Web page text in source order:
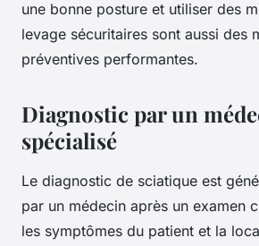
une bonne posture et utiliser des
levage sécuritaires sont aussi des
préventives performantes.
Diagnostic par un
spécialisé
Le diagnostic de sciatique est
par un médecin après un examen
les symptômes du patient et la